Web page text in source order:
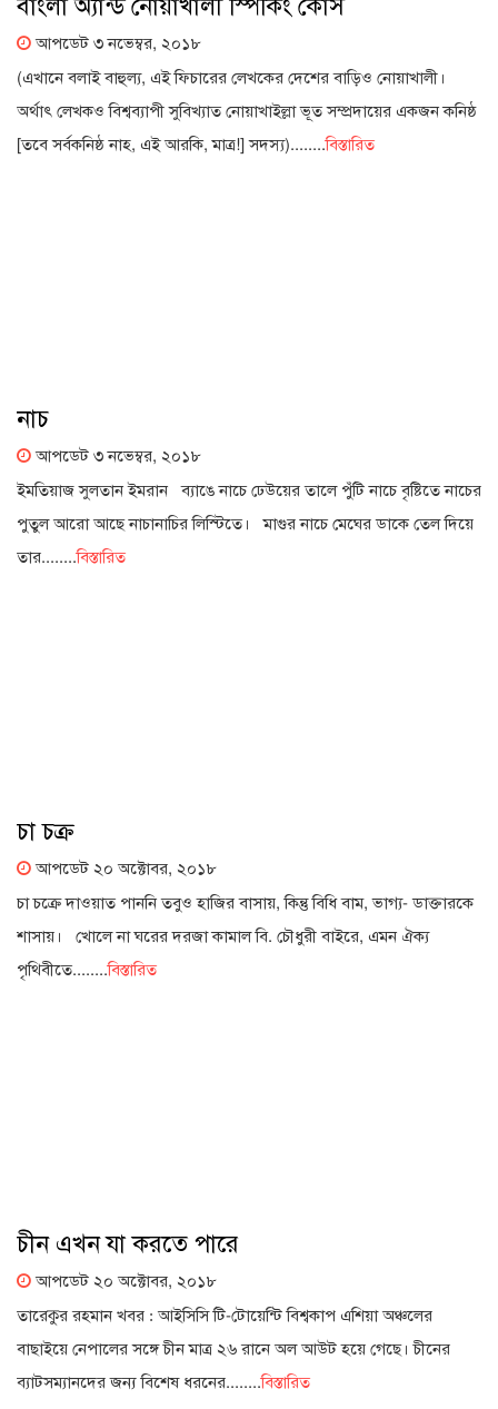
বাংলা অ্যান্ড নোয়াখালী স্পিকিং কোর্স
আপডেট ৩ নভেম্বর, ২০১৮
(এখানে বলাই বাহুল্য, এই ফিচারের লেখকের দেশের বাড়িও নোয়াখালী।
অর্থাৎ লেখকও বিশ্বব্যাপী সুবিখ্যাত নোয়াখাইল্লা ভূত সম্প্রদায়ের একজন কনিষ্ঠ
[তবে সর্বকনিষ্ঠ নাহ, এই আরকি, মাত্র!] সদস্য)........বিস্তারিত
নাচ
আপডেট ৩ নভেম্বর, ২০১৮
ইমতিয়াজ সুলতান ইমরান ব্যাঙে নাচে ঢেউয়ের তালে পুঁটি নাচে বৃষ্টিতে নাচের
পুতুল আরো আছে নাচানাচির লিস্টিতে। মাগুর নাচে মেঘের ডাকে তেল দিয়ে
তার........বিস্তারিত
চা চক্র
আপডেট ২০ অক্টোবর, ২০১৮
চা চক্রে দাওয়াত পাননি তবুও হাজির বাসায়, কিন্তু বিধি বাম, ভাগ্য- ডাক্তারকে
শাসায়। খোলে না ঘরের দরজা কামাল বি. চৌধুরী বাইরে, এমন ঐক্য
পৃথিবীতে........বিস্তারিত
চীন এখন যা করতে পারে
আপডেট ২০ অক্টোবর, ২০১৮
তারেকুর রহমান খবর : আইসিসি টি-টোয়েন্টি বিশ্বকাপ এশিয়া অঞ্চলের
বাছাইয়ে নেপালের সঙ্গে চীন মাত্র ২৬ রানে অল আউট হয়ে গেছে। চীনের
ব্যাটসম্যানদের জন্য বিশেষ ধরনের........বিস্তারিত